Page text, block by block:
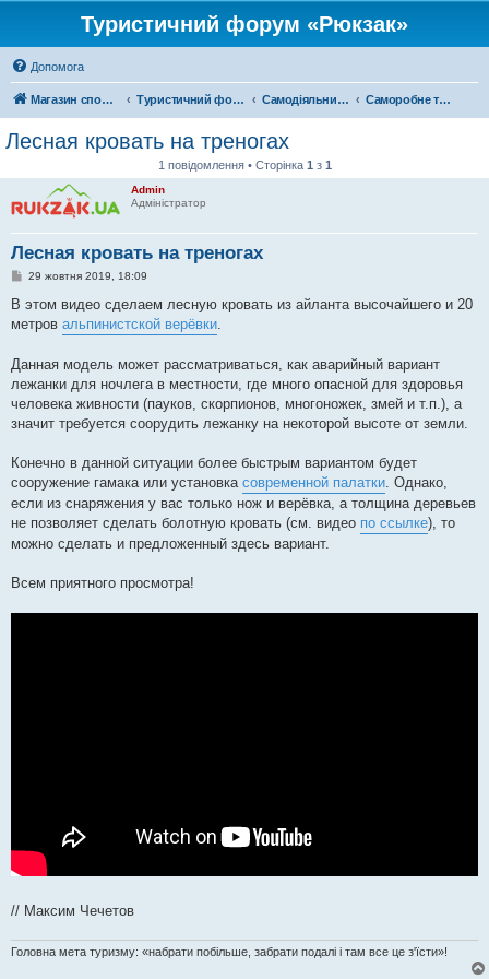
Туристичний форум «Рюкзак»
Допомога
Магазин спорядження Туристичний форум «Рюкзак» Самодіяльний туризм Саморобне туристичне спорядження
Лесная кровать на треногах
1 повідомлення • Сторінка 1 з 1
Admin
Адміністратор
Лесная кровать на треногах
П
в
д
л
е
н
н
я
29 жовтня 2019, 18:09
В этом видео сделаем лесную кровать из айланта высочайшего и 20
метров альпинистской верёвки.
Данная модель может рассматриваться, как аварийный вариант
лежанки для ночлега в местности, где много опасной для здоровья
человека живности (пауков, скорпионов, многоножек, змей и т.п.), а
значит требуется соорудить лежанку на некоторой высоте от земли.
Конечно в данной ситуации более быстрым вариантом будет
сооружение гамака или установка современной палатки. Однако,
если из снаряжения у вас только нож и верёвка, а толщина деревьев
не позволяет сделать болотную кровать (см. видео по ссылке), то
можно сделать и предложенный здесь вариант.
Всем приятного просмотра!
// Максим Чечетов
Головна мета туризму: «набрати побільше, забрати подалі і там все це з'їсти»!